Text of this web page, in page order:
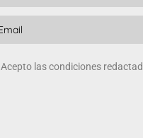
Acepto las condiciones